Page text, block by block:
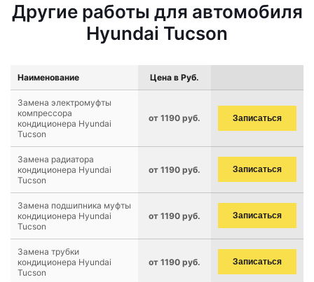
Другие работы для автомобиля
Hyundai Tucson
Наименование Цена в Руб.
Замена электромуфты
компрессора
кондиционера Hyundai
Tucson
от 1190 руб. Записаться
Замена радиатора
кондиционера Hyundai
Tucson
от 1190 руб. Записаться
Замена подшипника муфты
кондиционера Hyundai
Tucson
от 1190 руб. Записаться
Замена трубки
кондиционера Hyundai
Tucson
от 1190 руб. Записаться